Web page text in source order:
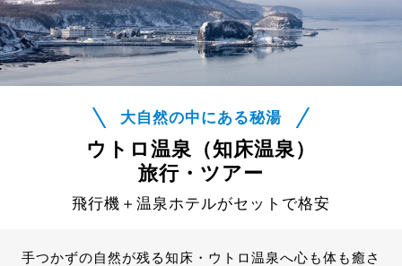
大自然の中にある秘湯
ウトロ温泉（知床温泉）
旅行・ツアー
飛行機＋温泉ホテルがセットで格安
手つかずの自然が残る知床・ウトロ温泉へ心も体も癒さ